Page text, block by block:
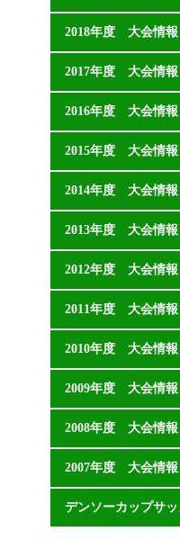
2018年度 大会情報
2017年度 大会情報
2016年度 大会情報
2015年度 大会情報
2014年度 大会情報
2013年度 大会情報
2012年度 大会情報
2011年度 大会情報
2010年度 大会情報
2009年度 大会情報
2008年度 大会情報
2007年度 大会情報
デンソーカップサ